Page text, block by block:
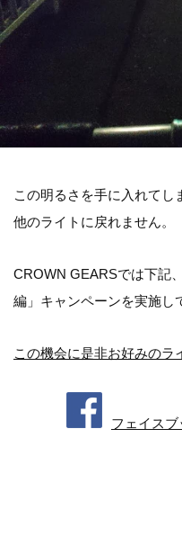
この明るさを手に入れてし
他のライトに戻れません。
CROWN GEARSでは下記
編」キャンペーンを実施し
この機会に是非お好みのラ
フェイスブ